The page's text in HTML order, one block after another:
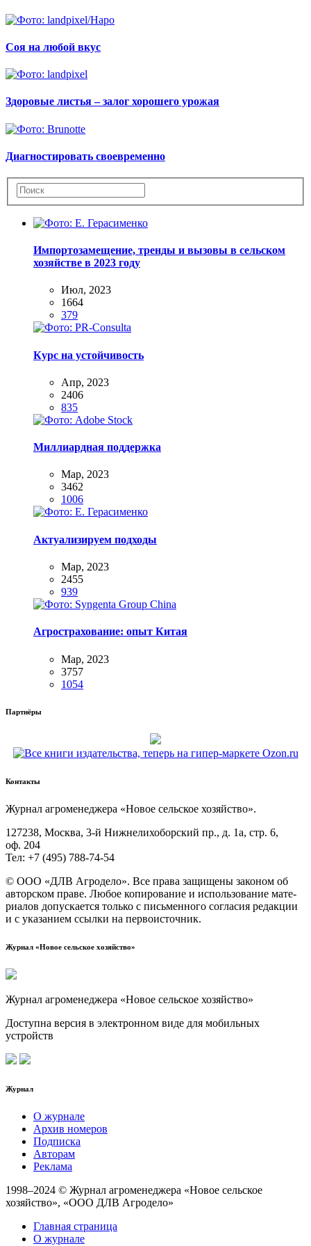
Соя на любой вкус
Здоровые листья – залог хорошего урожая
Диагностировать своевременно
Импортозамещение, тренды и вызовы в сельском
хозяйстве в 2023 году
Июл, 2023
1664
379
Курс на устойчивость
Апр, 2023
2406
835
Миллиардная поддержка
Мар, 2023
3462
1006
Актуализируем подходы
Мар, 2023
2455
939
Агрострахование: опыт Китая
Мар, 2023
3757
1054
Партнёры
Контакты
Жур­нал агро­ме­не­дже­ра «Новое сель­ское хозяйство».
127238, Москва, 3‑й Ниж­не­ли­хо­бор­ский пр., д. 1а, стр. 6,
оф. 204
Тел: +7 (495) 788‑74‑54
© ООО «ДЛВ Агро­де­ло». Все пра­ва защи­ще­ны зако­ном об
автор­ском пра­ве. Любое копи­ро­ва­ние и исполь­зо­ва­ние мате­
ри­а­лов допус­ка­ет­ся толь­ко с пись­мен­но­го согла­сия редак­ции
и с ука­за­ни­ем ссыл­ки на первоисточник.
Журнал «Новое сельское хозяйство»
Журнал агроменеджера «Новое сельское хозяйство»
Доступна версия в электронном виде для мобильных
устройств
Журнал
О журнале
Архив номеров
Подписка
Авторам
Реклама
1998–2024 © Журнал агроменеджера «Новое сельское
хозяйство», «ООО ДЛВ Агродело»
Главная страница
О журнале